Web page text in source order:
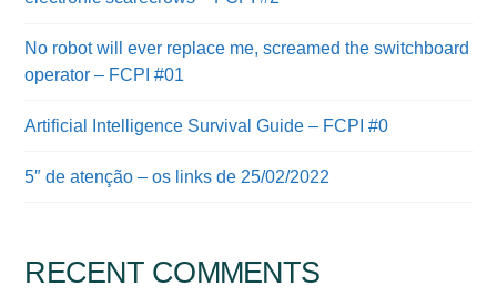
No robot will ever replace me, screamed the switchboard
operator – FCPI #01
Artificial Intelligence Survival Guide – FCPI #0
5″ de atenção – os links de 25/02/2022
RECENT COMMENTS